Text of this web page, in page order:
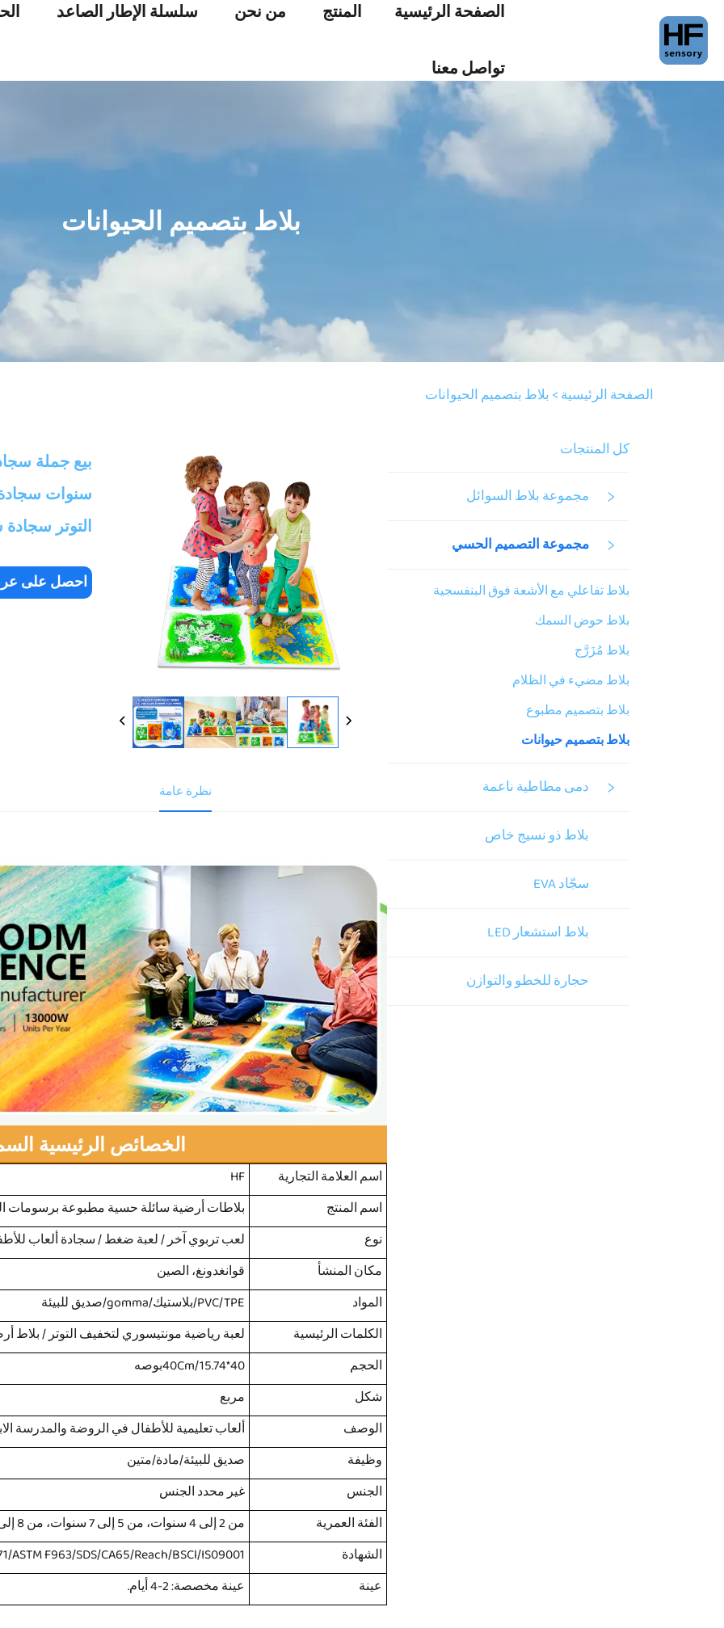
الصفحة الرئيسية المنتج من نحن سلسلة الإطار الصاعد
تواصل معنا
بلاط بتصميم الحيوانات
الصفحة الرئيسية >بلاط بتصميم الحيوانات
كل المنتجات
مجموعة بلاط السوائل
مجموعة التصميم الحسي
بلاط تفاعلي مع الأشعة فوق البنفسجية
بلاط حوض السمك
بلاط مُزَرَّج
بلاط مضيء في الظلام
بلاط بتصميم مطبوع
بلاط بتصميم حيوانات
دمى مطاطية ناعمة
بلاط ذو نسيج خاص
سجّاد EVA
بلاط استشعار LED
حجارة للخطو والتوازن
سنوات
التوتر
احصل على
نظرة عامة
الخصائص الرئيسية
اسم العلامة التجارية
HF
اسم المنتج
بلاطات أرضية سائلة حسية مطبوعة برسومات
نوع
لعب تربوي آخر / لعبة ضغط / سجادة ألعاب
مكان المنشأ
قوانغدونغ، الصين
المواد
PVC/TPE/بلاستيك/gomma/صديق للبيئة
الكلمات الرئيسية
لعبة رياضية مونتيسوري لتخفيف التوتر /
الحجم
40*40Cm/15.74بوصه
شكل
مربع
الوصف
ألعاب تعليمية للأطفال في الروضة والمدرسة
وظيفة
صديق للبيئة/مادة/متين
الجنس
غير محدد الجنس
الفئة العمرية
من 2 إلى 4 سنوات، من 5 إلى 7 سنوات، من 8 إلى 13 سنة، 14 سنة وما فوق
الشهادة
ASTM F963/SDS/CA65/Reach/BSCl/IS09001
عينة
عينة مخصصة: 2-4 أيام.